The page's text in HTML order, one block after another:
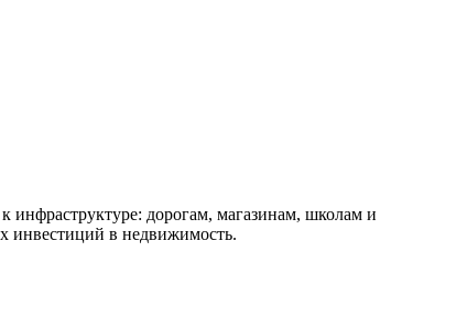
инфраструктуре: дорогам, магазинам, школам и
инвестиций в недвижимость.